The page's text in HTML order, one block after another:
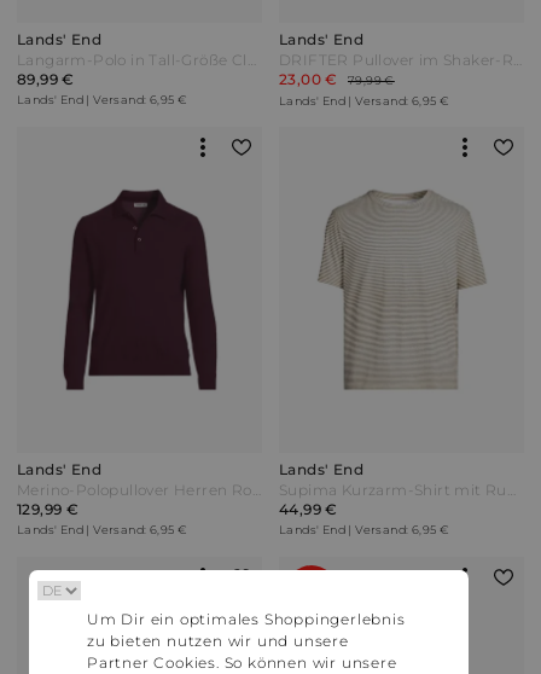
Lands' End
89,99 €
Lands' End | Versand: 6,95 €
Lands' End
23,00 €
79,99 €
Lands' End | Versand: 6,95 €
Lands' End
129,99 €
Lands' End | Versand: 6,95 €
Lands' End
44,99 €
Lands' End | Versand: 6,95 €
Um Dir ein optimales Shoppingerlebnis
zu bieten nutzen wir und unsere
Partner Cookies. So können wir unsere